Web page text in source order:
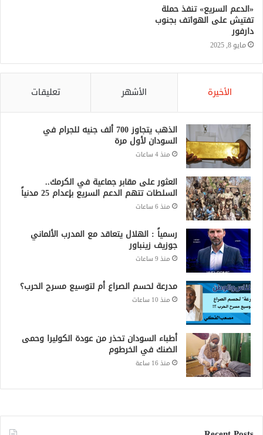
«الدعم السريع» تنفذ حملة
تفتيش على الهواتف بجنوب
دارفور
مايو 8, 2025
الأخيرة الأشهر تعليقات
الذهب يتجاوز 700 ألف جنيه للجرام في
السودان لأول مرة
منذ 4 ساعات
العثور على مقابر جماعية في الكرمك..
السلطات تتهم الدعم السريع بإعدام 25 مدنياً
منذ 6 ساعات
رسمياً : الهلال يتعاقد مع المدرب الألماني
جوزيف زينباور
منذ 9 ساعات
مدرعة لحسم الصراع أم لتوسيع مسرح الحرب؟
منذ 10 ساعات
أطباء السودان تحذر من عودة الكوليرا وحمى
الضنك في الخرطوم
منذ 16 ساعة